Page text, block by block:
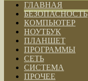
ГЛАВНАЯ
БЕЗОПАСНОСТЬ
КОМПЬЮТЕР
НОУТБУК
ПЛАНШЕТ
ПРОГРАММЫ
СЕТЬ
СИСТЕМА
ПРОЧЕЕ